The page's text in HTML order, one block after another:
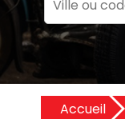
Accueil